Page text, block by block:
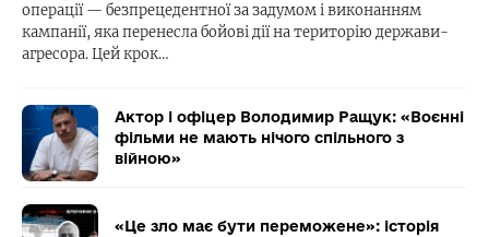
операції — безпрецедентної за задумом і виконанням
кампанії, яка перенесла бойові дії на територію держави-
агресора. Цей крок…
Актор і офіцер Володимир Ращук: «Воєнні
фільми не мають нічого спільного з
війною»
«Це зло має бути переможене»: історія